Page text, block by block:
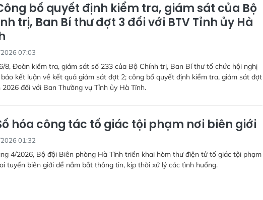
bố quyết định kiểm tra, giám sát của Bộ
trị, Ban Bí thư đợt 3 đối với BTV Tỉnh ủy Hà
07:03
8, Đoàn kiểm tra, giám sát số 233 của Bộ Chính trị, Ban Bí thư tổ chức hội nghị
kết luận về kết quả giám sát đợt 2; công bố quyết định kiểm tra, giám sát đợt
2026 đối với Ban Thường vụ Tỉnh ủy Hà Tĩnh.
hóa công tác tố giác tội phạm nơi biên giới
01:32
4/2026, Bộ đội Biên phòng Hà Tĩnh triển khai hòm thư điện tử tố giác tội phạm
tuyến biên giới để nắm bắt thông tin, kịp thời xử lý các tình huống.